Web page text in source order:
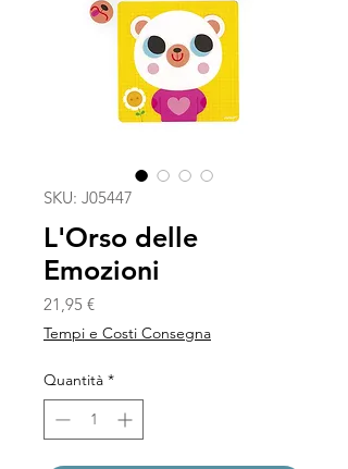
SKU: J05447
L'Orso delle
Emozioni
21,95 €Prezzo
Tempi e Costi Consegna
Quantità *